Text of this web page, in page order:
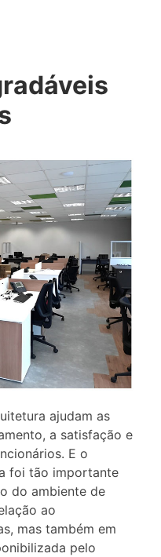
ajudam as
a satisfação e
E o
foi tão importante
do ambiente de
ao
mas também em
pelo